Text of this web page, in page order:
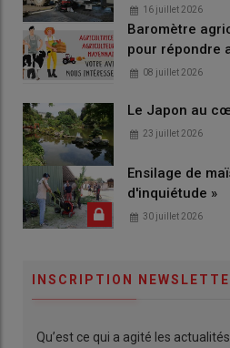
16 juillet 2026
Baromètre
pour répondre
08 juillet 2026
Le Japon au
23 juillet 2026
Ensilage de
d'inquiétude »
30 juillet 2026
INSCRIPTION
Qu’est ce qui a agité les